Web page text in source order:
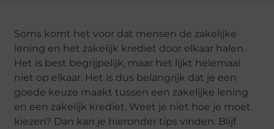
Soms komt het voor dat mensen de zakelijke
lening en het zakelijk krediet door elkaar halen.
Het is best begrijpelijk, maar het lijkt helemaal
niet op elkaar. Het is dus belangrijk dat je een
goede keuze maakt tussen een zakelijke lening
en een zakelijk krediet. Weet je niet hoe je moet
kiezen? Dan kan je hieronder tips vinden. Blijf